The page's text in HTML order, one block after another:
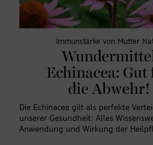
Immunstärke von Mutter
Wundermittel
Echinacea: Gut
die Abwehr!
Die Echinacea gilt als perfekte
unserer Gesundheit: Alles
Anwendung und Wirkung der